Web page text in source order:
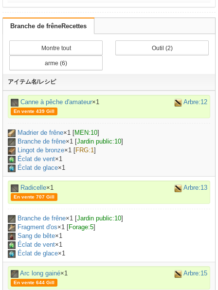
Branche de frêneRecettes
Montre tout Outil (2)
arme (6)
アイテム名/レシピ
Canne à pêche d'amateur×1 Arbre:12
En vente 439 Gill
Madrier de frêne×1 [MEN:10]
Branche de frêne×1 [Jardin public:10]
Lingot de bronze×1 [FRG:1]
Éclat de vent×1
Éclat de glace×1
Radicelle×1 Arbre:13
En vente 707 Gill
Branche de frêne×1 [Jardin public:10]
Fragment d'os×1 [Forage:5]
Sang de bête×1
Éclat de vent×1
Éclat de glace×1
Arc long gainé×1 Arbre:15
En vente 644 Gill